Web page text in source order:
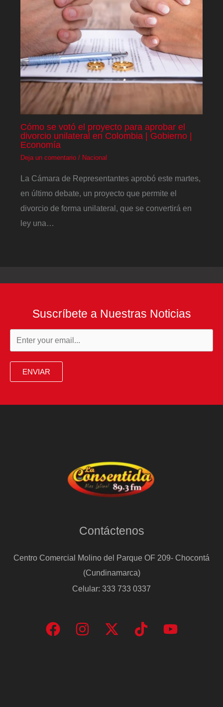
Cómo se votó el proyecto para aprobar el
divorcio unilateral en Colombia | Gobierno |
Economía
Deja un comentario / Nacional
La Cámara de Representantes aprobó este martes,
en último debate, un proyecto que permite el
divorcio de forma unilateral, que se convertirá en
ley una…
Suscríbete a Nuestras Noticias
ENVIAR
Contáctenos
Centro Comercial Molino del Parque OF 209- Chocontá
(Cundinamarca)
Celular: 333 733 0337